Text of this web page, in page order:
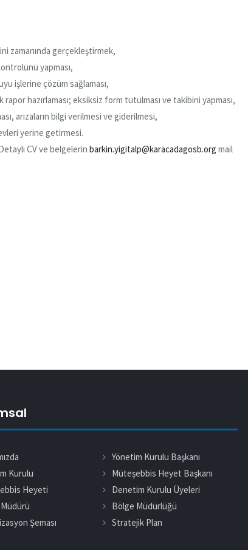
zamanında gerçekleştirmek,
yapması,
işlerine çözüm sağlaması,
rapor hazırlaması; eksiksiz form tutulması ve takibini yapması,
arızaların bilgi verilmesi ve giderilmesi,
yerine getirmesi.
CV ve belgelerin barkin.yigitalp@karacadagosb.org mail
Yönetim Kurulu Başkanı
Kurulu
Müteşebbis Heyet Başkanı
Heyeti
Denetim Kurulu Üyeleri
Bölge Müdürlüğü
Şeması
Stratejik Plan